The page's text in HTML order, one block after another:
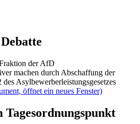
der AfD
machen durch Abschaffung der
Asylbewerberleistungsgesetzes
öffnet ein neues Fenster)
Tagesordnungspunkt